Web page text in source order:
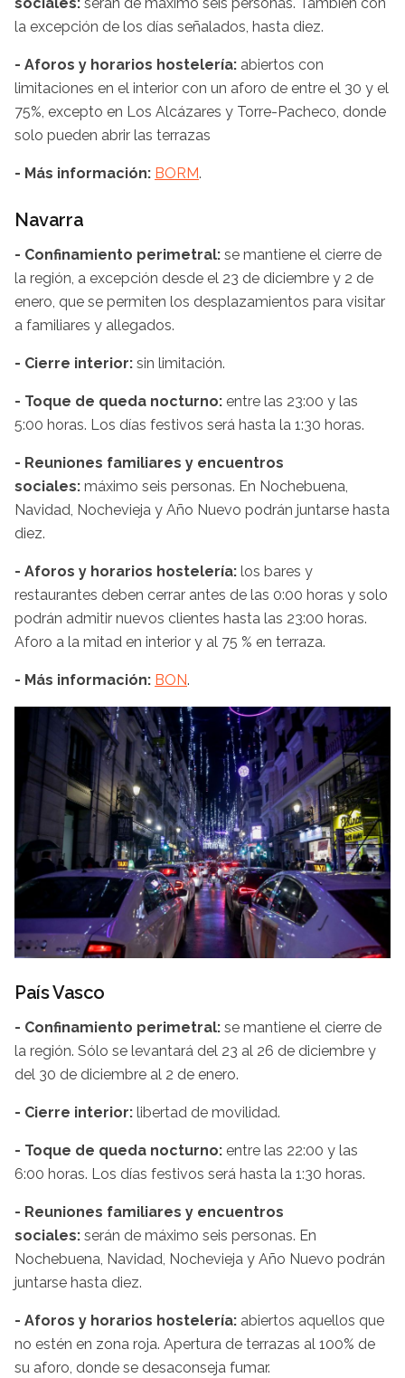
la excepción de los días señalados, hasta diez.
- Aforos y horarios hostelería: abiertos con
limitaciones en el interior con un aforo de entre el 30 y el
75%, excepto en Los Alcázares y Torre-Pacheco, donde
solo pueden abrir las terrazas
- Más información: BORM.
Navarra
- Confinamiento perimetral: se mantiene el cierre de
la región, a excepción desde el 23 de diciembre y 2 de
enero, que se permiten los desplazamientos para visitar
a familiares y allegados.
- Cierre interior: sin limitación.
- Toque de queda nocturno: entre las 23:00 y las
5:00 horas. Los días festivos será hasta la 1:30 horas.
- Reuniones familiares y encuentros
sociales: máximo seis personas. En Nochebuena,
Navidad, Nochevieja y Año Nuevo podrán juntarse hasta
diez.
- Aforos y horarios hostelería: los bares y
restaurantes deben cerrar antes de las 0:00 horas y solo
podrán admitir nuevos clientes hasta las 23:00 horas.
Aforo a la mitad en interior y al 75 % en terraza.
- Más información: BON.
País Vasco
- Confinamiento perimetral: se mantiene el cierre de
la región. Sólo se levantará del 23 al 26 de diciembre y
del 30 de diciembre al 2 de enero.
- Cierre interior: libertad de movilidad.
- Toque de queda nocturno: entre las 22:00 y las
6:00 horas. Los días festivos será hasta la 1:30 horas.
- Reuniones familiares y encuentros
sociales: serán de máximo seis personas. En
Nochebuena, Navidad, Nochevieja y Año Nuevo podrán
juntarse hasta diez.
- Aforos y horarios hostelería: abiertos aquellos que
no estén en zona roja. Apertura de terrazas al 100% de
su aforo, donde se desaconseja fumar.